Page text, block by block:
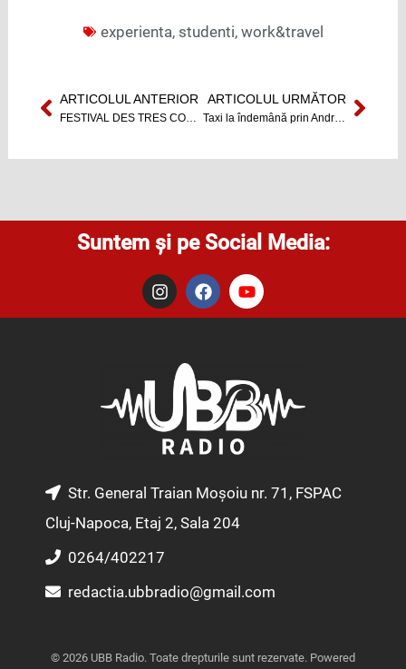
experienta, studenti, work&travel
Prev
ARTICOLUL ANTERIOR
FESTIVAL DES TRES COURTS 2013 ajunge la Cluj-Napoca
ARTICOLUL URMĂTOR
Taxi la îndemână prin AndroidNext
Suntem și pe Social Media:
I
n
s
m
F
a
c
o
k
Y
o
u
e
Str. General Traian Moșoiu nr. 71, FSPAC
Cluj-Napoca, Etaj 2, Sala 204
0264/402217
redactia.ubbradio@gmail.com
© 2026 UBB Radio. Toate drepturile sunt rezervate. Powered